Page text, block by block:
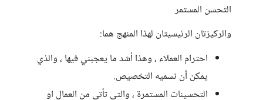
التحسن المستمر
والركيزتان الرئيسيتان لهذا المنهج هما:
احترام العملاء ، وهذا أشد ما يعجبني فيها ، والذي
يمكن أن نسميه التخصيص.
التحسينات المستمرة ، والتي تأتي من العمال او